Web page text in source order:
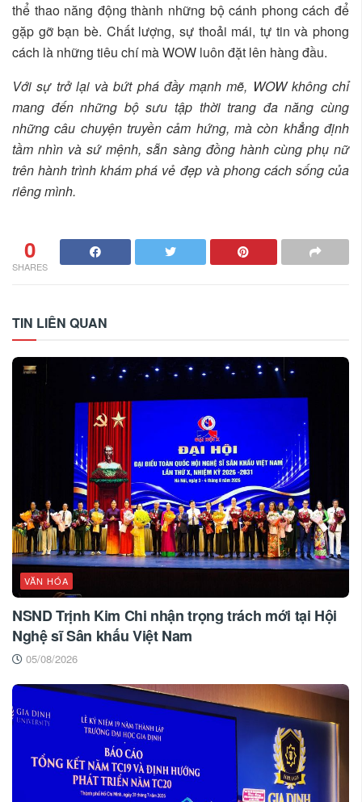
thể thao năng động thành những bộ cánh phong cách để
gặp gỡ bạn bè. Chất lượng, sự thoải mái, tự tin và phong
cách là những tiêu chí mà WOW luôn đặt lên hàng đầu.
Với sự trở lại và bứt phá đầy mạnh mẽ, WOW không chỉ
mang đến những bộ sưu tập thời trang đa năng cùng
những câu chuyện truyền cảm hứng, mà còn khẳng định
tầm nhìn và sứ mệnh, sẵn sàng đồng hành cùng phụ nữ
trên hành trình khám phá vẻ đẹp và phong cách sống của
riêng mình.
0
SHARES
TIN LIÊN QUAN
VĂN HÓA
NSND Trịnh Kim Chi nhận trọng trách mới tại Hội
Nghệ sĩ Sân khấu Việt Nam
05/08/2026